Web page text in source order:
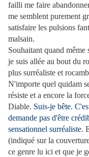
failli me faire
me semblent purement
satisfaire les pulsions
malsain.
Souhaitant quand
je suis allée au bout du
plus surréaliste et
N'importe quel quidam
résiste et a encore la
Diable. Suis-je bête.
demande pas d'être
sensationnel surréaliste.
(indiqué sur la
ce genre lu ici et que je